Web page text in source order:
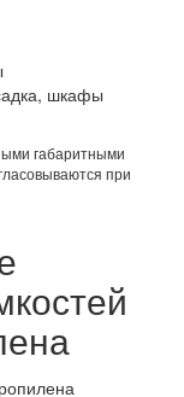
шкафы
габаритными
при